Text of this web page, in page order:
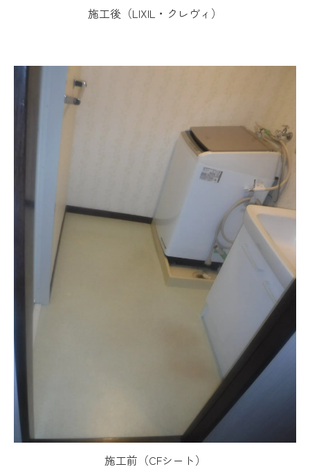
施工後（LIXIL・クレヴィ）
施工前（CFシート）